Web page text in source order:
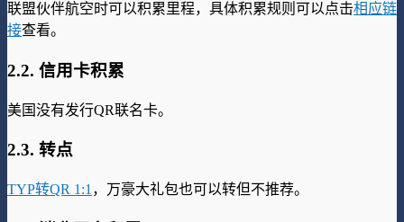
联盟伙伴航空时可以积累里程，具体积累规则可以点击相应链
接查看。
2.2. 信用卡积累
美国没有发行QR联名卡。
2.3. 转点
TYP转QR 1:1 ，万豪大礼包也可以转但不推荐。